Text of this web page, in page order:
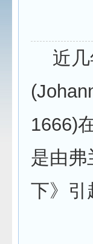
近几
1666)
是由弗
下》引